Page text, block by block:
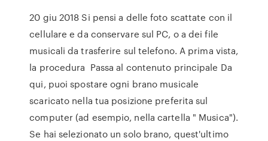
20 giu 2018 Si pensi a delle foto scattate con il
cellulare e da conservare sul PC, o a dei file
musicali da trasferire sul telefono. A prima vista,
la procedura Passa al contenuto principale Da
qui, puoi spostare ogni brano musicale
scaricato nella tua posizione preferita sul
computer (ad esempio, nella cartella " Musica").
Se hai selezionato un solo brano, quest'ultimo